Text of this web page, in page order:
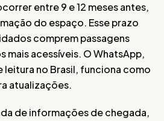
entre 9 e 12 meses antes,
do espaço. Esse prazo
comprem passagens
mais acessíveis. O WhatsApp,
leitura no Brasil, funciona como
atualizações.
de informações de chegada,